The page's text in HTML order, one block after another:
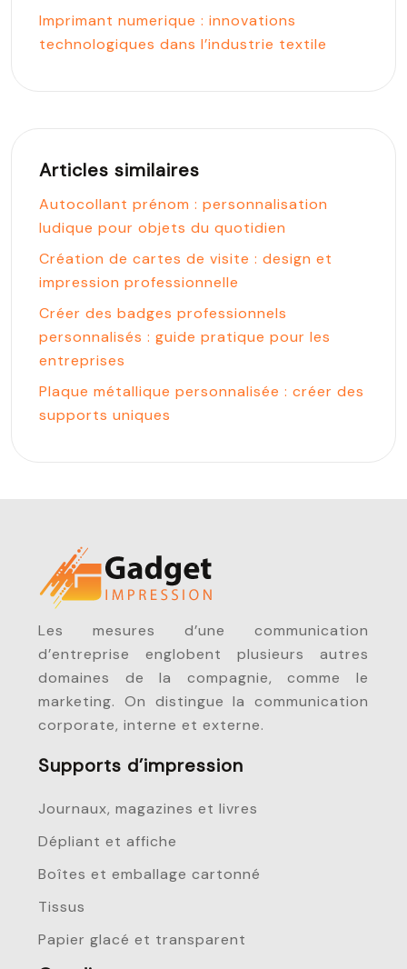
Imprimant numerique : innovations
technologiques dans l’industrie textile
Articles similaires
Autocollant prénom : personnalisation
ludique pour objets du quotidien
Création de cartes de visite : design et
impression professionnelle
Créer des badges professionnels
personnalisés : guide pratique pour les
entreprises
Plaque métallique personnalisée : créer des
supports uniques
Les mesures d’une communication
d’entreprise englobent plusieurs autres
domaines de la compagnie, comme le
marketing. On distingue la communication
corporate, interne et externe.
Supports d’impression
Journaux, magazines et livres
Dépliant et affiche
Boîtes et emballage cartonné
Tissus
Papier glacé et transparent